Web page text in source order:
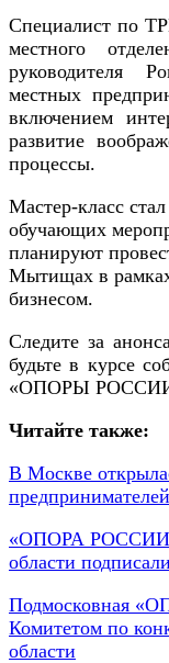
Специалист по
местного
руководителя
местных
включением
развитие
процессы.
Мастер-класс
обучающих
планируют
Мытищах в
бизнесом.
Следите за
будьте в курсе
«ОПОРЫ РОССИИ»
Читайте также:
В Москве
«ОПОРА РОССИИ»
области
Подмосковная
Комитетом по
области